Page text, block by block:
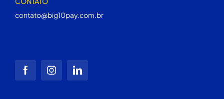
contato@big10pay.com.br